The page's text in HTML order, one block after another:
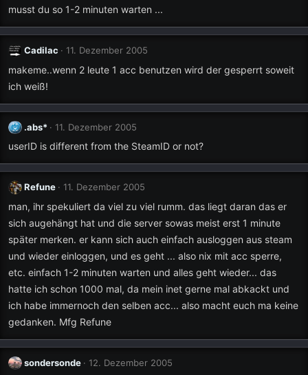
musst du so 1-2 minuten warten ...
Cadilac 11. Dezember 2005
makeme..wenn 2 leute 1 acc benutzen wird der gesperrt soweit
ich weiß!
.abs* 11. Dezember 2005
userID is different from the SteamID or not?
Refune 11. Dezember 2005
man, ihr spekuliert da viel zu viel rumm. das liegt daran das er
sich augehängt hat und die server sowas meist erst 1 minute
später merken. er kann sich auch einfach ausloggen aus steam
und wieder einloggen, und es geht ... also nix mit acc sperre,
etc. einfach 1-2 minuten warten und alles geht wieder... das
hatte ich schon 1000 mal, da mein inet gerne mal abkackt und
ich habe immernoch den selben acc... also macht euch ma keine
gedanken. Mfg Refune
sondersonde 12. Dezember 2005